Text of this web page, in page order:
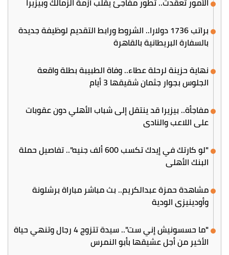
براتب 1736 دولارا.. الشروط ورابط التقديم لوظيفة جديدة
بالسفارة البريطانية بالقاهرة
نهاية حزينة لرحلة عطاء.. وفاة الطبيبة بطلة واقعة
الجلوس بجوار جثمان شقيقها 3 أيام
مفاجأة.. بيزيرا قد ينتقل إلى شباب الأهلي دون عقوبات
على اللاعب والنادي
"لو كارتك في إيدك تكسب 600 ألف جنيه".. تفاصيل حملة
البنك الأهلي
مشاهدة حمزة عبدالكريم.. بث مباشر مباراة برشلونة
وأودينيزي الودية
"ما حسسونيش إني ست".. سيدة تتزوج 4 رجال وتنهي حياة
الأخير من أجل عشيقها بأبو النمرس